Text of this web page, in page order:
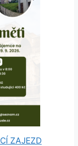
ZAJEZD